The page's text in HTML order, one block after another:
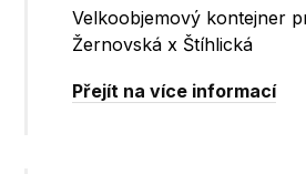
Velkoobjemový kontejner
Žernovská x Štíhlická
Přejít na více informací